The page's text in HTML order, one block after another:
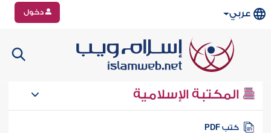
عربي دخول
المكتبة الإسلامية